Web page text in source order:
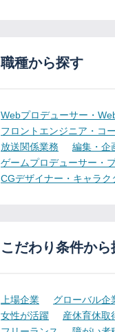
職種から探す
Webプロデューサー・
フロントエンジニア・コ
放送関係業務
編集・企
ゲームプロデューサー・
CGデザイナー・キャラク
こだわり条件から
上場企業 グローバル企
女性が活躍
産休育休取